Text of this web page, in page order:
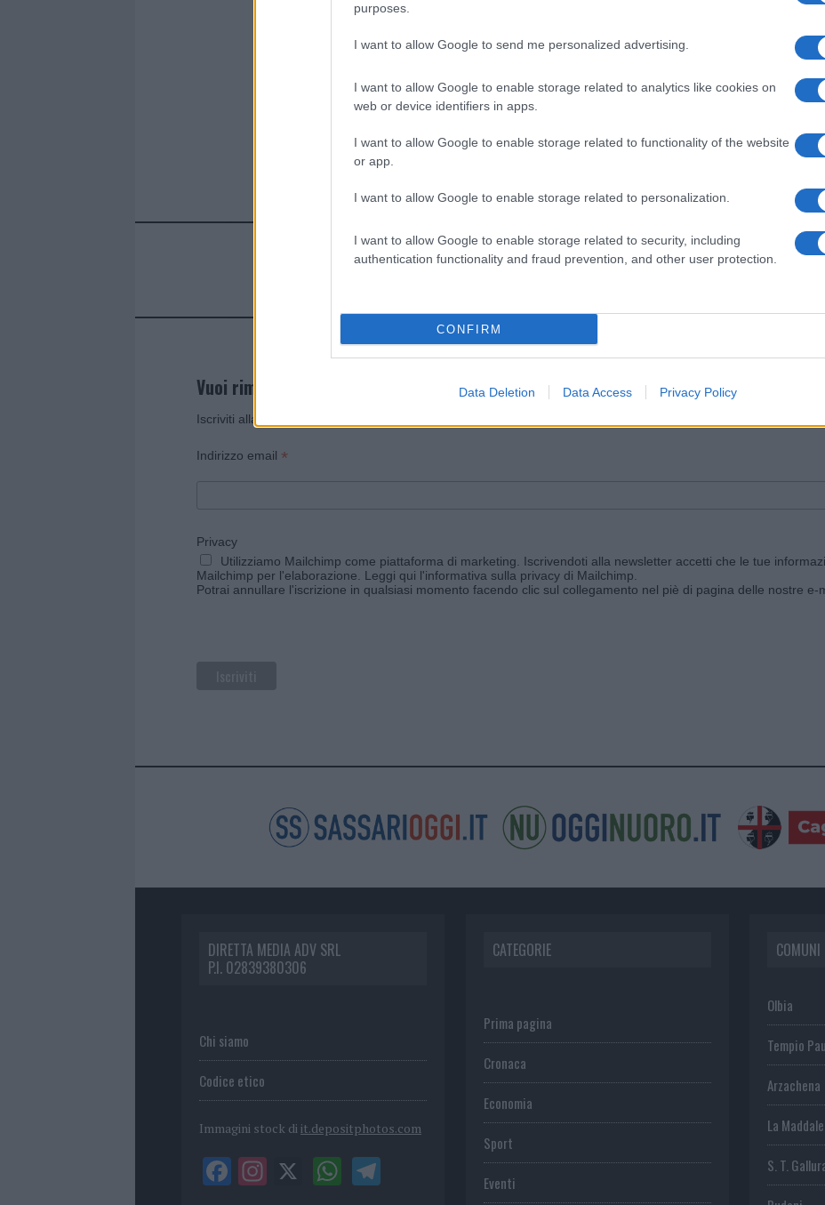
purposes.
I want to allow Google to send me personalized advertising.
I want to allow Google to enable storage related to analytics like cookies on
web or device identifiers in apps.
I want to allow Google to enable storage related to functionality of the website
or app.
I want to allow Google to enable storage related to personalization.
I want to allow Google to enable storage related to security, including
authentication functionality and fraud prevention, and other user protection.
CONFIRM
Data Deletion Data Access Privacy Policy
Invia un Comunicato Stampa|Pubblicità|Segnala
Vuoi rimanere sempre aggiornato?
Iscriviti alla newsletter di Gallura Oggi e ricevi le nostre email periodiche contenenti le ultime notizie pubblicate
Indirizzo email *
Privacy
Utilizziamo Mailchimp come piattaforma di marketing. Iscrivendoti alla newsletter accetti che le tue
Mailchimp per l'elaborazione. Leggi qui l'informativa sulla privacy di Mailchimp
Potrai annullare l'iscrizione in qualsiasi momento facendo clic sul collegamento nel piè di pagina delle nostre e-
DIRETTA MEDIA ADV SRL
P.I. 02839380306
Chi siamo
Codice etico
Immagini stock di it.depositphotos.com
CATEGORIE
Prima pagina
Cronaca
Economia
Sport
Eventi
COMUNI
Olbia
Tempio
Arzachena
La
S. T.